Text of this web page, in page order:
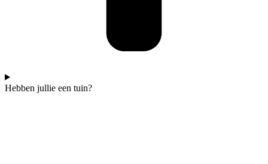
Hebben jullie een tuin?